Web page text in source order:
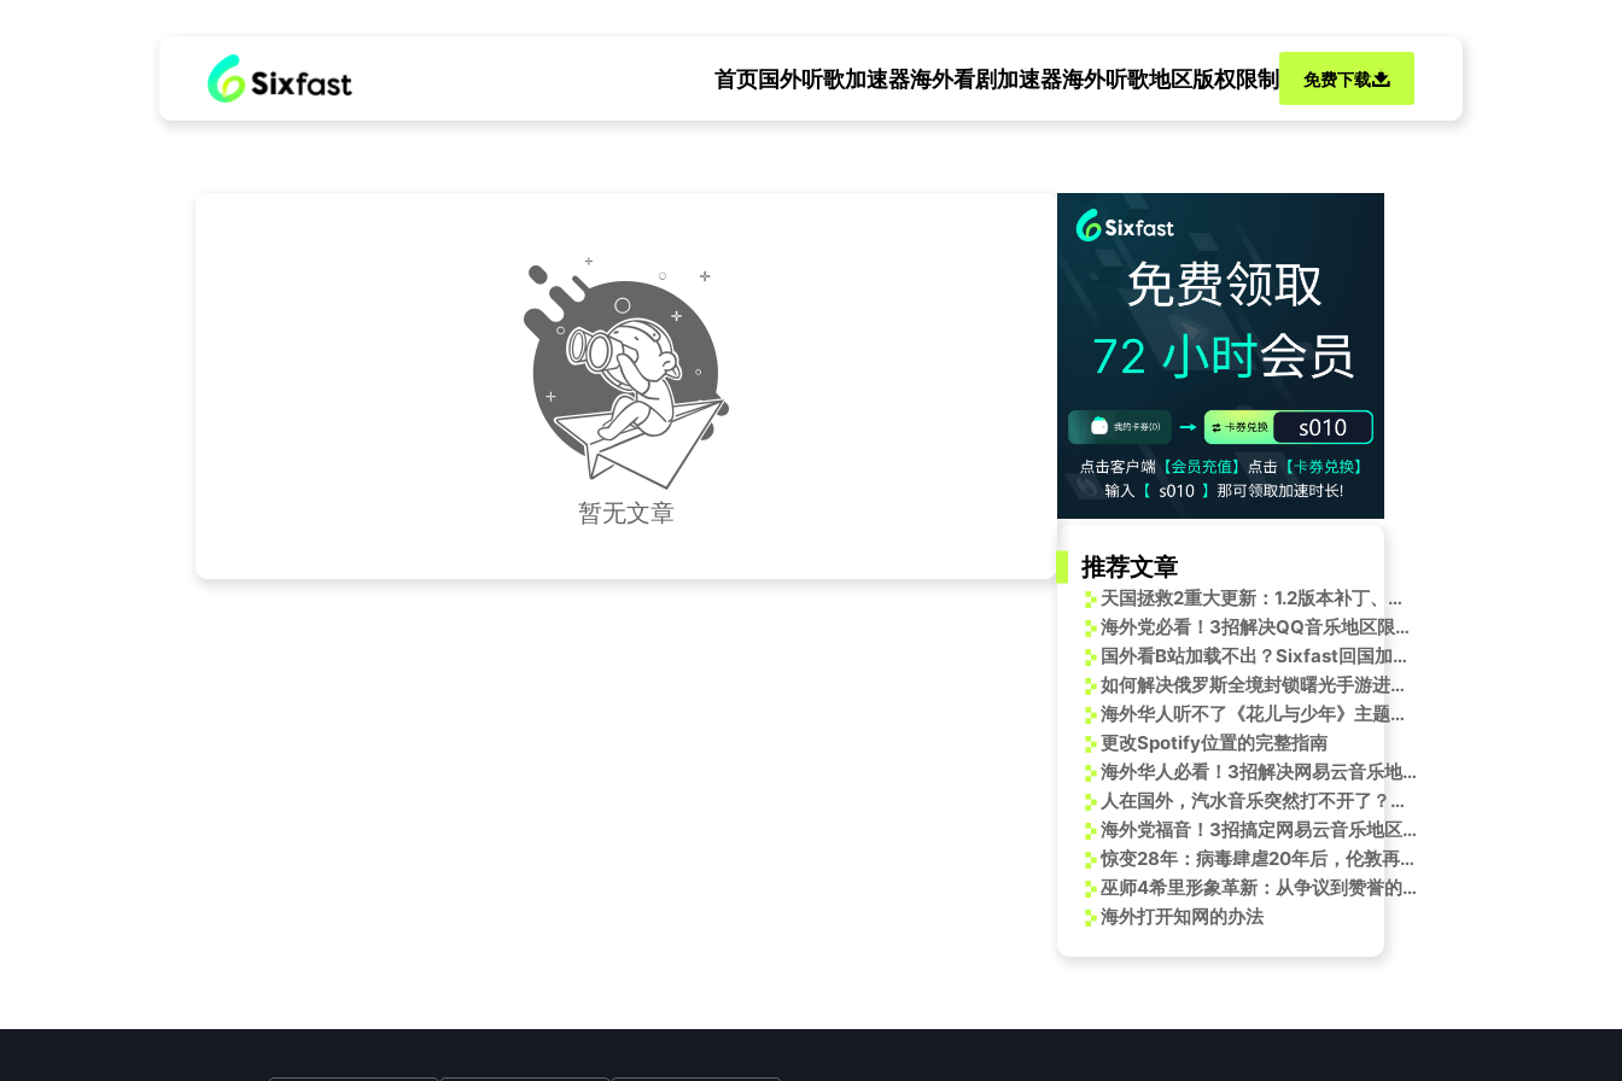
首页国外听歌加速器海外看剧加速器海外听歌地区版权限制 免费下载
暂无文章
推荐文章
天国拯救2重大更新：1.2版本补丁、免费DLC及模组支持上线
海外党必看！3招解决QQ音乐地区限制，轻松追时代少年团新歌
国外看B站加载不出？Sixfast回国加速器助你畅享丝滑体验
如何解决俄罗斯全境封锁曙光手游进不去？
海外华人听不了《花儿与少年》主题曲？3个方法帮你破解汽水音乐限制
更改Spotify位置的完整指南
海外华人必看！3招解决网易云音乐地区限制，傅菁新歌《她他》不再错过
人在国外，汽水音乐突然打不开了？别急，这招亲测有效！
海外党福音！3招搞定网易云音乐地区限制，FKA twigs新专辑畅听无阻
惊变28年：病毒肆虐20年后，伦敦再度沦陷？
巫师4希里形象革新：从争议到赞誉的蜕变之路
海外打开知网的办法